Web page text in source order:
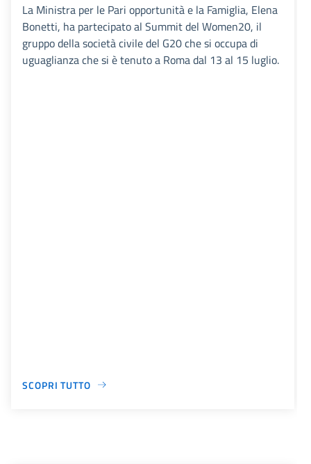
La Ministra per le Pari opportunità e la Famiglia, Elena
Bonetti, ha partecipato al Summit del Women20, il
gruppo della società civile del G20 che si occupa di
uguaglianza che si è tenuto a Roma dal 13 al 15 luglio.
SCOPRI TUTTO